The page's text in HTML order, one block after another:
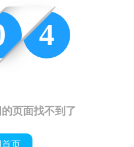
4
页面找不到了
页